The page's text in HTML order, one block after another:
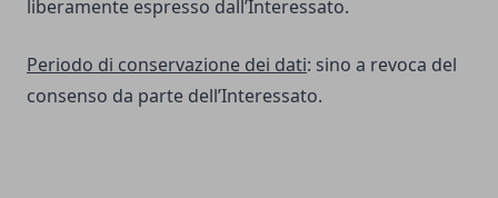
liberamente espresso dall’Interessato.
Periodo di conservazione dei dati: sino a revoca del
consenso da parte dell’Interessato.